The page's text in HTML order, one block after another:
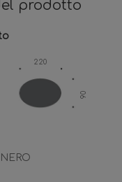
prodotto
220
90